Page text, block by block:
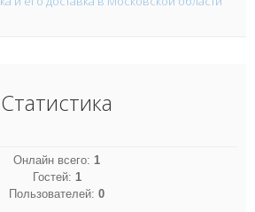
Статистика
Онлайн всего: 1
Гостей: 1
Пользователей: 0